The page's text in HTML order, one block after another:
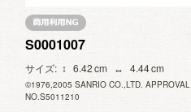
S0001007
サイズ 6.42 4.44
©1976,2005 SANRIO CO.,LTD. APPROVAL
NO.S5011210